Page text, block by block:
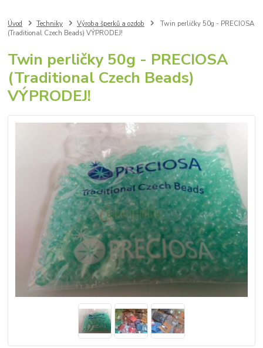
Úvod Techniky Výroba šperků a ozdob
Twin perličky 50g - PRECIOSA
(Traditional Czech Beads) VÝPRODEJ!
Twin perličky 50g - PRECIOSA
(Traditional Czech Beads)
VÝPRODEJ!